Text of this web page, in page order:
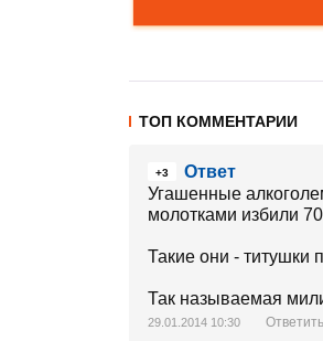
ТОП КОММЕНТАРИИ
+3
Ответ
Угашенные
молотками избили
Такие они - титушки
Так называемая
29.01.2014 10:30 Ответить